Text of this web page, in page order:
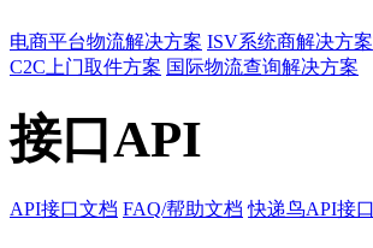
电商平台物流解决方案 ISV系统商解决方案
C2C上门取件方案 国际物流查询解决方案
接口API
API接口文档 FAQ/帮助文档 快递鸟API接口